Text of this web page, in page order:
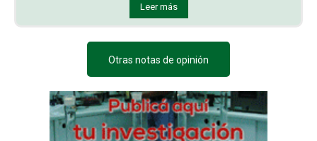
Leer más
Otras notas de opinión